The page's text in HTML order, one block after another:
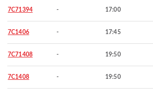
7C71394 - 17:00
7C1406 - 17:45
7C71408 - 19:50
7C1408 - 19:50